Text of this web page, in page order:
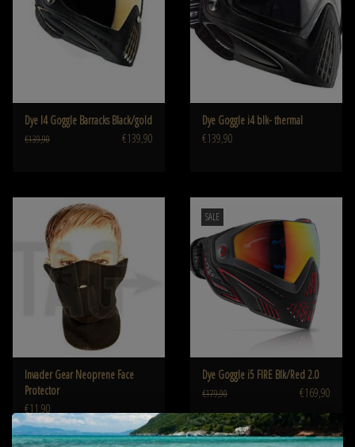
Dye I4 Goggle Barracks Black/gold
€139,90 €139,90
Dye Goggle i4 blk- thermal
€139,90
Invader Gear Neoprene Face
Protector
€11,90
SALE
Dye Goggle i5 FIRE Blk/Red 2.0
€179,90 €169,90